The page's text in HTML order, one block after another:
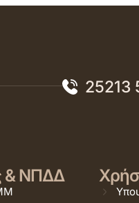
25213
& ΝΠΔΔ